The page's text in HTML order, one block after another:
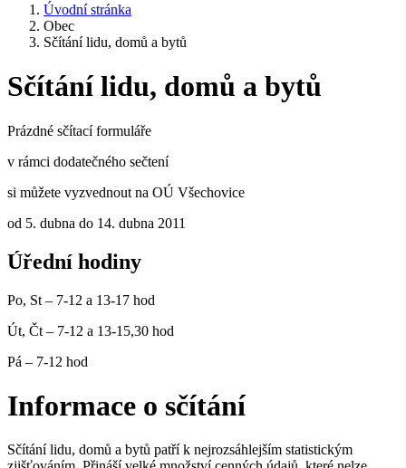
Úvodní stránka
Obec
Sčítání lidu, domů a bytů
Sčítání lidu, domů a bytů
Prázdné sčítací formuláře
v rámci dodatečného sečtení
si můžete vyzvednout na OÚ Všechovice
od 5. dubna do 14. dubna 2011
Úřední hodiny
Po, St – 7-12 a 13-17 hod
Út, Čt – 7-12 a 13-15,30 hod
Pá – 7-12 hod
Informace o sčítání
Sčítání lidu, domů a bytů patří k nejrozsáhlejším statistickým